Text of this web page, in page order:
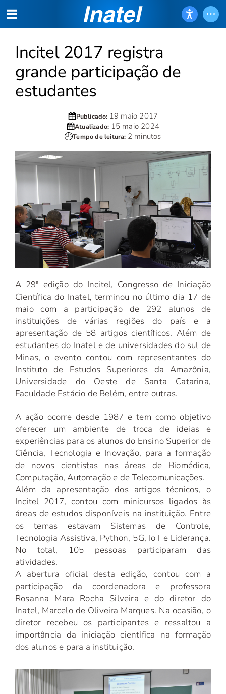
Incitel 2017 registra
grande participação de
estudantes
Publicado: 19 maio 2017
Atualizado: 15 maio 2024
Tempo de leitura: 2 minutos
A 29ª edição do Incitel, Congresso de Iniciação
Científica do Inatel, terminou no último dia 17 de
maio com a participação de 292 alunos de
instituições de várias regiões do país e a
apresentação de 58 artigos científicos. Além de
estudantes do Inatel e de universidades do sul de
Minas, o evento contou com representantes do
Instituto de Estudos Superiores da Amazônia,
Universidade do Oeste de Santa Catarina,
Faculdade Estácio de Belém, entre outras.
A ação ocorre desde 1987 e tem como objetivo
oferecer um ambiente de troca de ideias e
experiências para os alunos do Ensino Superior de
Ciência, Tecnologia e Inovação, para a formação
de novos cientistas nas áreas de Biomédica,
Computação, Automação e de Telecomunicações.
Além da apresentação dos artigos técnicos, o
Incitel 2017, contou com minicursos ligados às
áreas de estudos disponíveis na instituição. Entre
os temas estavam Sistemas de Controle,
Tecnologia Assistiva, Python, 5G, IoT e Liderança.
No total, 105 pessoas participaram das
atividades.
A abertura oficial desta edição, contou com a
participação da coordenadora e professora
Rosanna Mara Rocha Silveira e do diretor do
Inatel, Marcelo de Oliveira Marques. Na ocasião, o
diretor recebeu os participantes e ressaltou a
importância da iniciação científica na formação
dos alunos e para a instituição.